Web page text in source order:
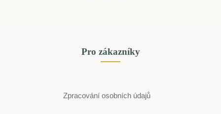
Pro zákazníky
Zpracování osobních údajů